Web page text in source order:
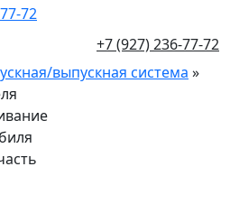
72
+7 (927) 236-77-72
выпускная система »